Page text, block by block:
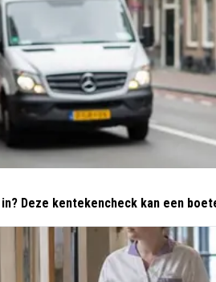
Deze kentekencheck kan een